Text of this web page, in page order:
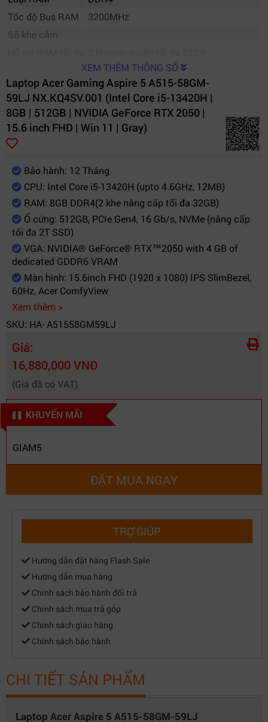
Tốc độ Bus RAM
3200MHz
Số khe cắm
Dung lượng
512GB, PCIe Gen4, 16 Gb/s, NVMe (nâng
cấp tối đa 2T SSD)
Tốc độ vòng quay
Khe cắm SSD mở
Ổ đĩa quang
(ODD)
Không có
Màn hình
Kích thước màn
Độ phân giải
FHD(1920 x 1080)
Tần số quét
60 Hz
Công nghệ màn
hình
Đồ Họa (VGA)
Card màn hình
NVIDIA® GeForce® RTX™2050 with 4
GB of dedicated GDDR6 VRAM
Kết nối (Network)
Wireless
802.11 a/b/g/n/ac/ax
LAN
1 x Ethernet (RJ-45) port
Bàn phím , Chuột
Kiểu bàn phím
Bàn phím tiêu chuẩn - Có bàn phím số
Cảm ứng đa điểm
Kết nối USB
1 x USB Type-C™ port supporting:
• USB 3.2 Gen 2 (up to 10 Gbps)
• DC-in port 20 V; 65 W
2 x USB Standard-A ports, supporting:
• One port for USB 3.2 Gen 1 featuring
power off USB charging
Tai nghe
1 x 3.5 mm headphone/speaker jack,
supporting headsets with built-in
microphone
XEM THÊM THÔNG SỐ
Laptop Acer Gaming Aspire 5 A515-58GM-
59LJ NX.KQ4SV.001 (Intel Core i5-13420H |
8GB | 512GB | NVIDIA GeForce RTX 2050 |
15.6 inch FHD | Win 11 | Gray)
Bảo hành: 12 Tháng
CPU: Intel Core i5-13420H (upto 4.6GHz, 12MB)
RAM: 8GB DDR4(2 khe nâng cấp tối đa 32GB)
Ổ cứng: 512GB, PCIe Gen4, 16 Gb/s, NVMe (nâng cấp
tối đa 2T SSD)
VGA: NVIDIA® GeForce® RTX™2050 with 4 GB of
dedicated GDDR6 VRAM
Màn hình: 15.6inch FHD (1920 x 1080) IPS SlimBezel,
60Hz, Acer ComfyView
Xem thêm >
SKU: HA- A51558GM59LJ
Giá:
16,880,000 VNĐ
(Giá đã có VAT)
KHUYẾN MÃI
GIAM5
ĐẶT MUA NGAY
TRỢ GIÚP
Hướng dẫn đặt hàng Flash Sale
Hướng dẫn mua hàng
Chính sách bảo hành đổi trả
Chính sách mua trả góp
Chính sách giao hàng
Chính sách bảo hành
CHI TIẾT SẢN PHẨM
Laptop Acer Aspire 5 A515-58GM-59LJ